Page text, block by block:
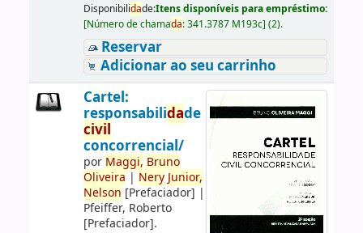
Disponibilidade:Itens disponíveis para empréstimo:
[Número de chamada:341.3787 M193c] (2).
Reservar
Adicionar ao seu carrinho
Cartel:
responsabilidade
civil
concorrencial/
por Maggi, Bruno
Oliveira | Nery Junior,
Nelson [Prefaciador] |
Pfeiffer, Roberto
[Prefaciador].